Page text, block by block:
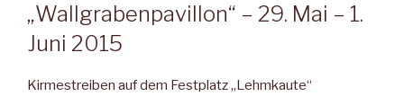
„Wallgrabenpavillon“ – 29. Mai – 1.
Juni 2015
Kirmestreiben auf dem Festplatz „Lehmkaute“